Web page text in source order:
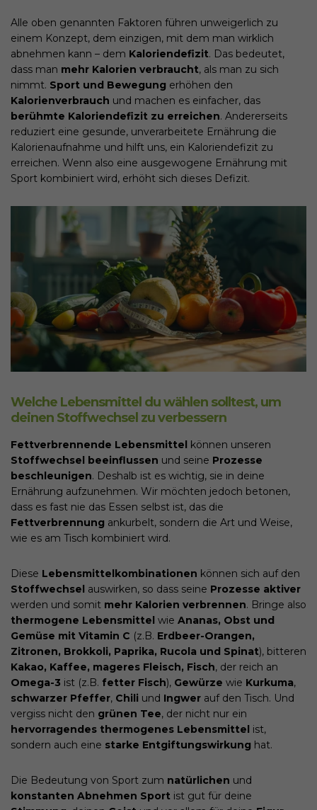
Alle oben genannten Faktoren führen unweigerlich zu
einem Konzept, dem einzigen, mit dem man wirklich
abnehmen kann – dem Kaloriendefizit. Das bedeutet,
dass man mehr Kalorien verbraucht, als man zu sich
nimmt. Sport und Bewegung erhöhen den
Kalorienverbrauch und machen es einfacher, das
berühmte Kaloriendefizit zu erreichen. Andererseits
reduziert eine gesunde, unverarbeitete Ernährung die
Kalorienaufnahme und hilft uns, ein Kaloriendefizit zu
erreichen. Wenn also eine ausgewogene Ernährung mit
Sport kombiniert wird, erhöht sich dieses Defizit.
Welche Lebensmittel du wählen solltest, um
deinen Stoffwechsel zu verbessern
Fettverbrennende Lebensmittel können unseren
Stoffwechsel beeinflussen und seine Prozesse
beschleunigen. Deshalb ist es wichtig, sie in deine
Ernährung aufzunehmen. Wir möchten jedoch betonen,
dass es fast nie das Essen selbst ist, das die
Fettverbrennung ankurbelt, sondern die Art und Weise,
wie es am Tisch kombiniert wird.
Diese Lebensmittelkombinationen können sich auf den
Stoffwechsel auswirken, so dass seine Prozesse aktiver
werden und somit mehr Kalorien verbrennen. Bringe also
thermogene Lebensmittel wie Ananas, Obst und
Gemüse mit Vitamin C (z.B. Erdbeer-Orangen,
Zitronen, Brokkoli, Paprika, Rucola und Spinat), bitteren
Kakao, Kaffee, mageres Fleisch, Fisch, der reich an
Omega-3 ist (z.B. fetter Fisch), Gewürze wie Kurkuma,
schwarzer Pfeffer, Chili und Ingwer auf den Tisch. Und
vergiss nicht den grünen Tee, der nicht nur ein
hervorragendes thermogenes Lebensmittel ist,
sondern auch eine starke Entgiftungswirkung hat.
Die Bedeutung von Sport zum natürlichen und
konstanten Abnehmen Sport ist gut für deine